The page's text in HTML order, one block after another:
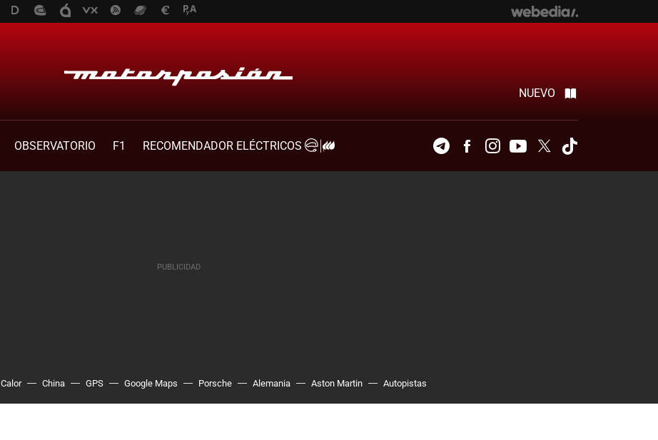
NUEVO
OBSERVATORIO F1
RECOMENDADOR ELÉCTRICOS
TelegramFacebookInstagramYoutubeTwitter
Calor China GPS Google Maps Porsche Alemania Aston Martin Autopistas